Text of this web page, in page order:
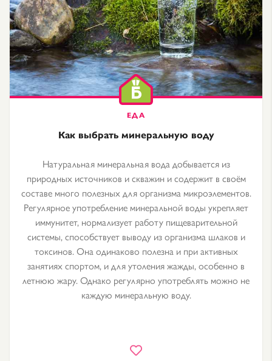
Как выбрать минеральную воду
Натуральная минеральная вода добывается из
природных источников и скважин и содержит в своём
составе много полезных для организма микроэлементов.
Регулярное употребление минеральной воды укрепляет
иммунитет, нормализует работу пищеварительной
системы, способствует выводу из организма шлаков и
токсинов. Она одинаково полезна и при активных
занятиях спортом, и для утоления жажды, особенно в
летнюю жару. Однако регулярно употреблять можно не
каждую минеральную воду.